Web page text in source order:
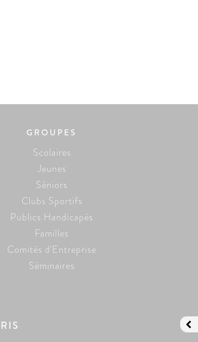
GROUPES
Scolaires
Jeunes
Séniors
Clubs Sportifs
Publics Handicapés
Familles
Comités d'Entreprise
Séminaires